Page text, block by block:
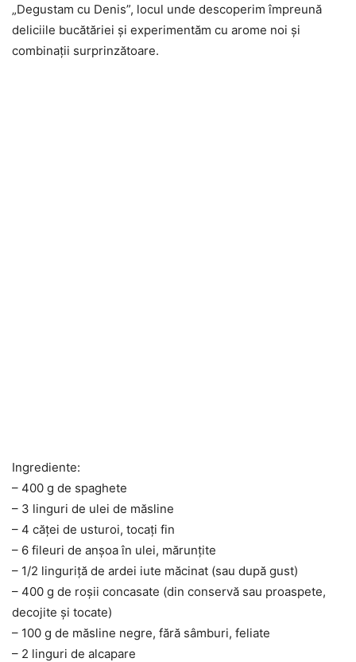
„Degustam cu Denis”, locul unde descoperim împreună
deliciile bucătăriei și experimentăm cu arome noi și
combinații surprinzătoare.
Ingrediente:
– 400 g de spaghete
– 3 linguri de ulei de măsline
– 4 căței de usturoi, tocați fin
– 6 fileuri de anșoa în ulei, mărunțite
– 1/2 linguriță de ardei iute măcinat (sau după gust)
– 400 g de roșii concasate (din conservă sau proaspete,
decojite și tocate)
– 100 g de măsline negre, fără sâmburi, feliate
– 2 linguri de alcapare